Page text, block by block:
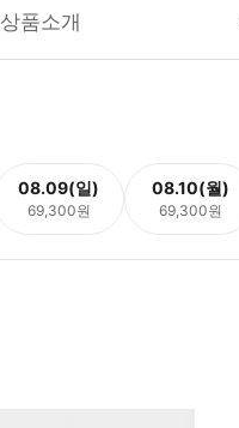
상품소개
08.09(일)
69,300원
08.10(월)
69,300원